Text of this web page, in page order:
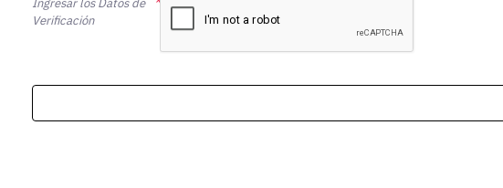
Ingresar los Datos de
Verificación